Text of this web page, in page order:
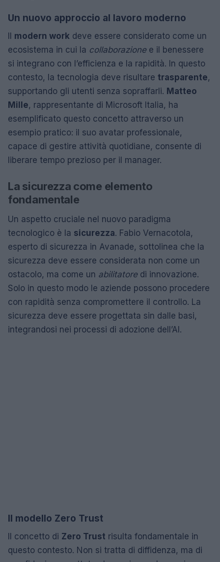
Un nuovo approccio al lavoro moderno
Il modern work deve essere considerato come un
ecosistema in cui la collaborazionee il benessere
si integrano con l’efficienza e la rapidità. In questo
contesto, la tecnologia deve risultare trasparente,
supportando gli utenti senza sopraffarli. Matteo
Mille, rappresentante di Microsoft Italia, ha
esemplificato questo concetto attraverso un
esempio pratico: il suo avatar professionale,
capace di gestire attività quotidiane, consente di
liberare tempo prezioso per il manager.
La sicurezza come elemento
fondamentale
Un aspetto cruciale nel nuovo paradigma
tecnologico è la sicurezza. Fabio Vernacotola,
esperto di sicurezza in Avanade, sottolinea che la
sicurezza deve essere considerata non come un
ostacolo, ma come un abilitatoredi innovazione.
Solo in questo modo le aziende possono procedere
con rapidità senza compromettere il controllo. La
sicurezza deve essere progettata sin dalle basi,
integrandosi nei processi di adozione dell’AI.
Il modello Zero Trust
Il concetto di Zero Trust risulta fondamentale in
questo contesto. Non si tratta di diffidenza, ma di